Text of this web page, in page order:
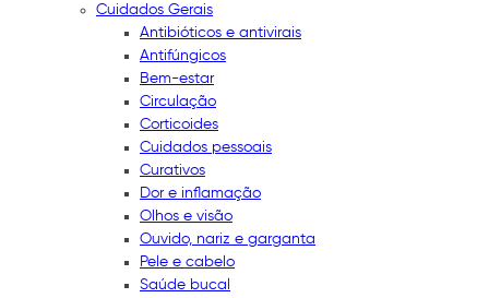
Cuidados Gerais
Antibióticos e antivirais
Antifúngicos
Bem-estar
Circulação
Corticoides
Cuidados pessoais
Curativos
Dor e inflamação
Olhos e visão
Ouvido, nariz e garganta
Pele e cabelo
Saúde bucal